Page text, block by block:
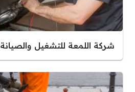
شركة اللمعة للتشغيل والصيانة